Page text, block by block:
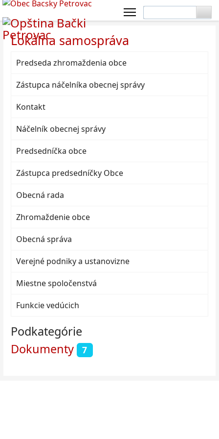
Lokálna samospráva
Predseda zhromaždenia obce
Zástupca náčelníka obecnej správy
Kontakt
Náčelník obecnej správy
Predsedníčka obce
Zástupca predsedníčky Obce
Obecná rada
Zhromaždenie obce
Obecná správa
Verejné podniky a ustanovizne
Miestne spoločenstvá
Funkcie vedúcich
Podkategórie
Dokumenty
7